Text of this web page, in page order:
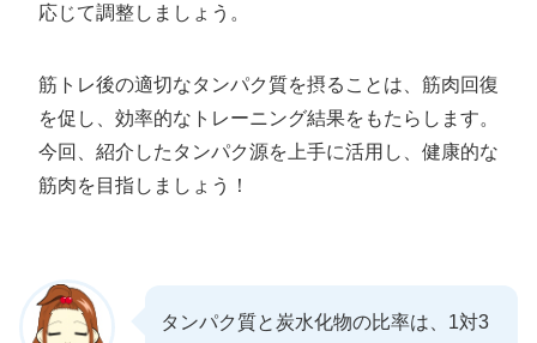
応じて調整しましょう。
筋トレ後の適切なタンパク質を摂ることは、筋肉回復
を促し、効率的なトレーニング結果をもたらします。
今回、紹介したタンパク源を上手に活用し、健康的な
筋肉を目指しましょう！
タンパク質と炭水化物の比率は、1対3